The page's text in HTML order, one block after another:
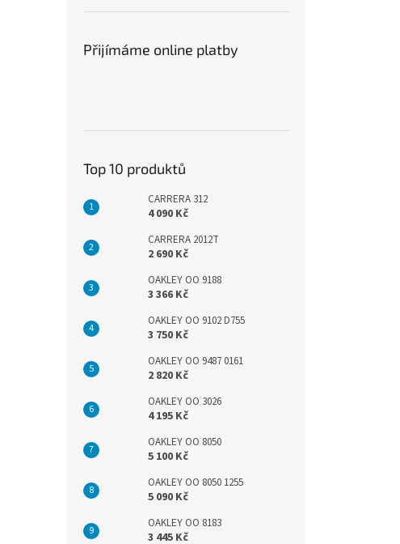
Přijímáme online platby
Top 10 produktů
CARRERA 312
4 090 Kč
CARRERA 2012T
2 690 Kč
OAKLEY OO 9188
3 366 Kč
OAKLEY OO 9102 D755
3 750 Kč
OAKLEY OO 9487 0161
2 820 Kč
OAKLEY OO 3026
4 195 Kč
OAKLEY OO 8050
5 100 Kč
OAKLEY OO 8050 1255
5 090 Kč
OAKLEY OO 8183
3 445 Kč